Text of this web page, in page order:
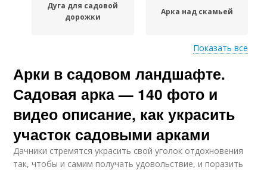
Дуга для садовой
дорожки
Арка над скамьей
Арки в ландшафтном
дизайне
Арки из металла
Арка из лозы Деревянные арки
Показать все
Арки в садовом ландшафте.
Садовая арка — 140 фото и
видео описание, как украсить
участок садовыми арками
Дачники стремятся украсить свой уголок отдохновения
так, чтобы и самим получать удовольствие, и поразить